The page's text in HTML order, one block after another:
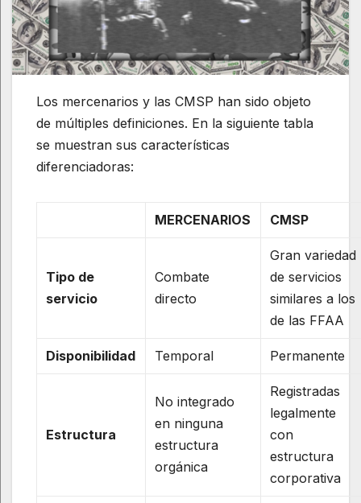
Los mercenarios y las CMSP han sido objeto
de múltiples definiciones. En la siguiente tabla
se muestran sus características
diferenciadoras:
MERCENARIOS CMSP
Tipo de
servicio
Combate
directo
Gran variedad
de servicios
similares a los
de las FFAA
Disponibilidad Temporal Permanente
Estructura
No integrado
en ninguna
estructura
orgánica
Registradas
legalmente
con
estructura
corporativa